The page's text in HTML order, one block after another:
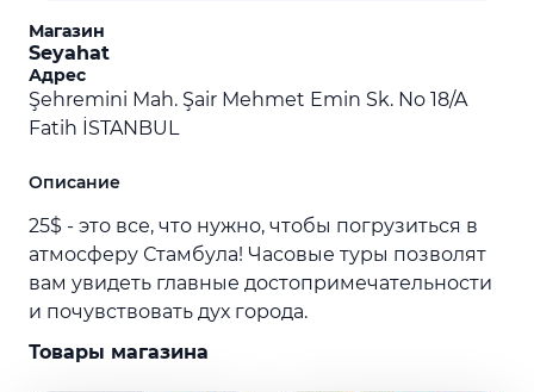
Магазин
Seyahat
Адрес
Şehremini Mah. Şair Mehmet Emin Sk. No 18/A
Fatih İSTANBUL
Описание
25$ - это все, что нужно, чтобы погрузиться в
атмосферу Стамбула! Часовые туры позволят
вам увидеть главные достопримечательности
и почувствовать дух города.
Товары магазина